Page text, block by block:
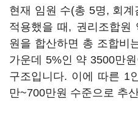
현재 임원 수(총 5명, 회
적용했을 때, 권리조합
원을 합산하면 총 조합비
가운데 5%인 약 3500만
구조입니다. 이에 따른 1
만~700만원 수준으로 추